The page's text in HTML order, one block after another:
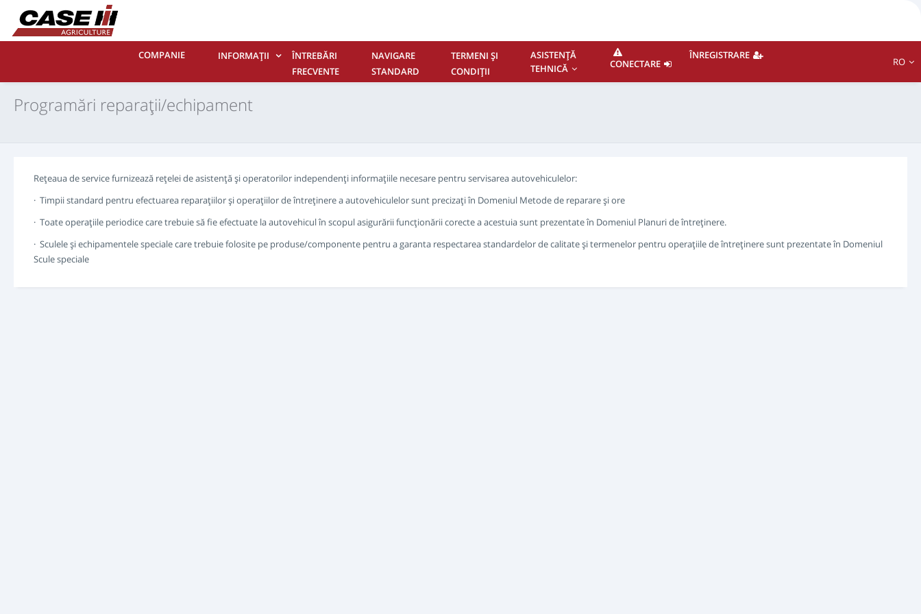
COMPANIE INFORMAŢII
ÎNTREBĂRI
FRECVENTE
NAVIGARE
STANDARD
TERMENI ŞI
CONDIŢII
ASISTENŢĂ
TEHNICĂ
CONECTARE
ÎNREGISTRARE
RO
Programări reparaţii/echipament
Reţeaua de service furnizează reţelei de asistenţă şi operatorilor independenţi informaţiile necesare pentru servisarea autovehiculelor:
· Timpii standard pentru efectuarea reparaţiilor şi operaţiilor de întreţinere a autovehiculelor sunt precizaţi în Domeniul Metode de reparare şi ore
· Toate operaţiile periodice care trebuie să fie efectuate la autovehicul în scopul asigurării funcţionării corecte a acestuia sunt prezentate în Domeniul Planuri de întreţinere.
· Sculele şi echipamentele speciale care trebuie folosite pe produse/componente pentru a garanta respectarea standardelor de calitate şi termenelor pentru operaţiile de întreţinere sunt prezentate în Domeniul
Scule speciale